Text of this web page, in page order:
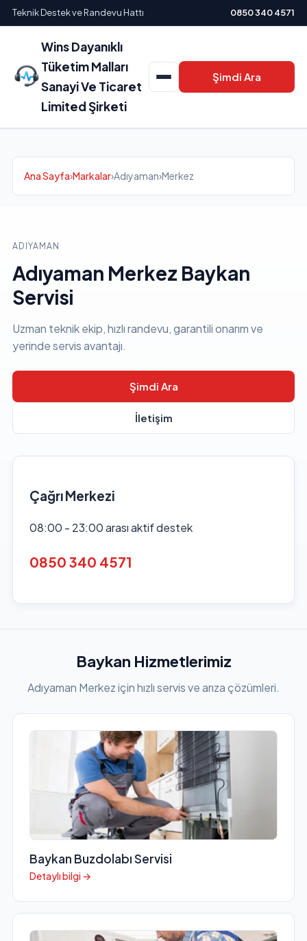
Teknik Destek ve Randevu Hattı 0850 340 4571
Wins Dayanıklı
Tüketim Malları
Sanayi Ve Ticaret
Limited Şirketi
Şimdi Ara
Ana Sayfa›Markalar›Adıyaman›Merkez
ADIYAMAN
Adıyaman Merkez Baykan
Servisi
Uzman teknik ekip, hızlı randevu, garantili onarım ve
yerinde servis avantajı.
Şimdi Ara
İletişim
Çağrı Merkezi
08:00 - 23:00 arası aktif destek
0850 340 4571
Baykan Hizmetlerimiz
Adıyaman Merkez için hızlı servis ve arıza çözümleri.
Baykan Buzdolabı Servisi
Detaylı bilgi →